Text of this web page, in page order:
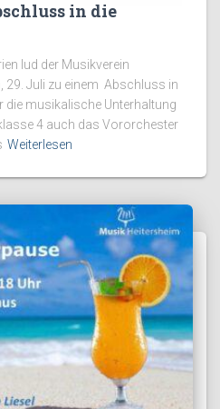
in die
lud der Musikverein
29. Juli zu einem Abschluss in
die musikalische Unterhaltung
4 auch das Vororchester
Weiterlesen